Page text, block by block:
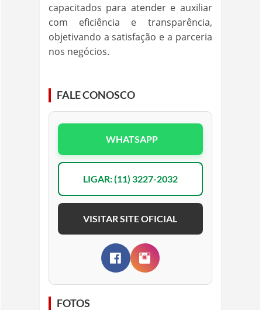
capacitados para atender e auxiliar
com eficiência e transparência,
objetivando a satisfação e a parceria
nos negócios.
FALE CONOSCO
WHATSAPP
LIGAR: (11) 3227-2032
VISITAR SITE OFICIAL
FOTOS